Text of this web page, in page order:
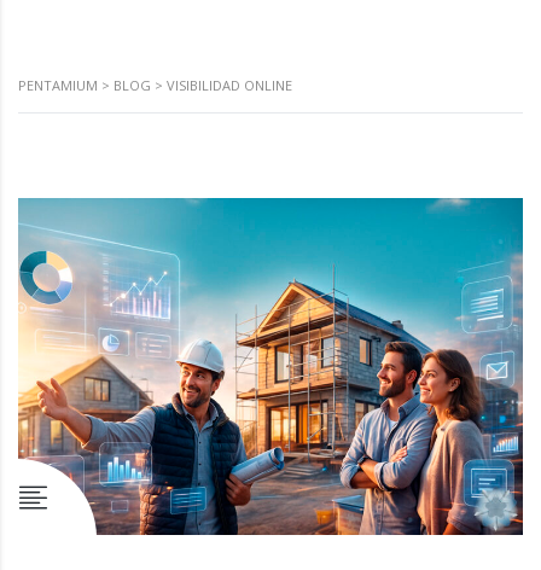
PENTAMIUM > BLOG > VISIBILIDAD ONLINE